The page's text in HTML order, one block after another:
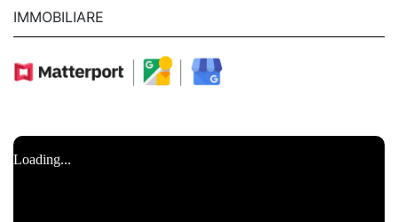
IMMOBILIARE